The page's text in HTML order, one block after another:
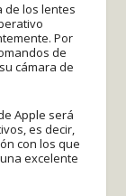
de los lentes
Por
de
cámara de
Apple será
es decir,
con los que
excelente